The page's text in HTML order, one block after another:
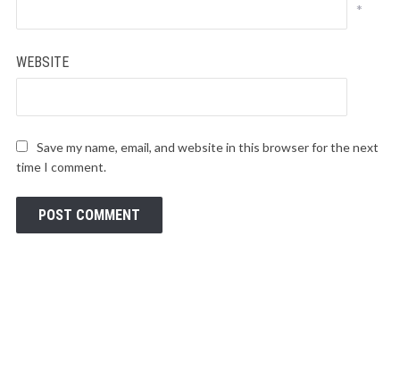
*
WEBSITE
Save my name, email, and website in this browser for the next
time I comment.